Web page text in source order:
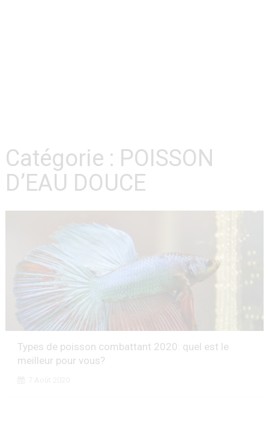
Catégorie : POISSON
D’EAU DOUCE
Types de poisson combattant 2020: quel est le
meilleur pour vous?